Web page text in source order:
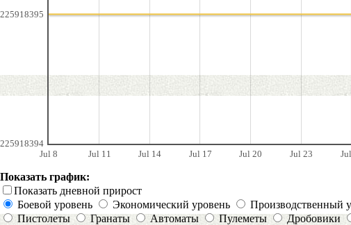
Jul 8 Jul 11 Jul 14 Jul 17 Jul 20 Jul 23
225918394
225918395
Показать график:
Показать дневной прирост
Боевой уровень
Экономический уровень
Производственный
Пистолеты
Гранаты Автоматы Пулеметы Дробовики